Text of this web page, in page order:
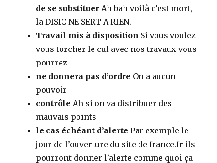
de se substituer Ah bah voilà c’est mort,
la DISIC NE SERT A RIEN.
Travail mis à disposition Si vous voulez
vous torcher le cul avec nos travaux vous
pourrez
ne donnera pas d’ordre On a aucun
pouvoir
contrôle Ah si on va distribuer des
mauvais points
le cas échéant d’alerte Par exemple le
jour de l’ouverture du site de france.fr ils
pourront donner l’alerte comme quoi ça